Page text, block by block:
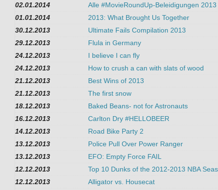
02.01.2014
Alle #MovieRoundUp-Beleidigungen 2013
01.01.2014
2013: What Brought Us Together
30.12.2013
Ultimate Fails Compilation 2013
29.12.2013
Flula in Germany
24.12.2013
I believe I can fly
24.12.2013
How to crush a can with slats of wood
21.12.2013
Best Wins of 2013
21.12.2013
The first snow
18.12.2013
Baked Beans- not for Astronauts
16.12.2013
Carlton Dry #HELLOBEER
14.12.2013
Road Bike Party 2
13.12.2013
Police Pull Over Power Ranger
13.12.2013
EFO: Empty Force FAIL
12.12.2013
Top 10 Dunks of the 2012-2013 NBA
12.12.2013
Alligator vs. Housecat